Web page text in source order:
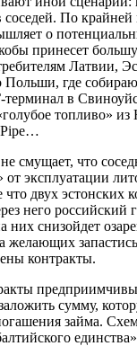
По крайней
о
принесет
Латвии,
где
в
топливо»
Pipe…
смущает, что
эксплуатации
что двух эстонских
него российский
снизойдет
желающих
контракты.
сумму,
займа.